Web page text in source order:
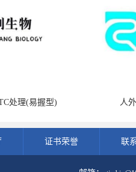
处理(易握型) 人
证书荣誉 联